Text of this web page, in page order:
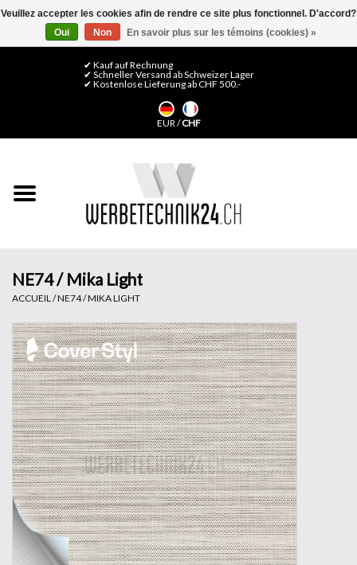
0 Articles - CHF 0,00
✔ Kauf auf Rechnung
✔ Schneller Versand ab Schweizer Lager
✔ Kostenlose Lieferung ab CHF 500.-
EUR/CHF
Films de décoration
Finitions & Montage
Outillage
Technique
NE74 / Mika Light
ACCUEIL /NE74 / MIKA LIGHT
Veuillez accepter les cookies afin de rendre ce site plus fonctionnel. D'accord?
Oui
Non En savoir plus sur les témoins (cookies) »